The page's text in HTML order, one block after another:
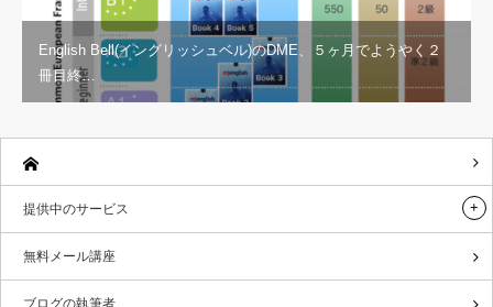
English Bell(イングリッシュベル)のDME、５ヶ月でようやく２
冊目終…
提供中のサービス
無料メール講座